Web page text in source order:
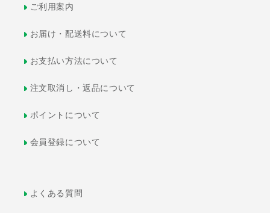
ご利用案内
お届け・配送料について
お支払い方法について
注文取消し・返品について
ポイントについて
会員登録について
よくある質問